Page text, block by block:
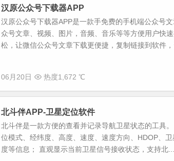
汉原公众号下载器APP
汉原公众号下载器APP是一款手免费的手机端公众号
众号文章、视频、图片，音频、音乐等等方便用户快
松，让微信公众号文章下载更便捷，复制链接到软件，
06月20日 热度1,672 ℃
北斗伴APP-卫星定位软件
北斗伴是一款方便的查看并记录导航卫星状态的工具
位模式、经纬度、高度、速度、速度方向、HDOP、
度等信息； 直观显示当前卫星信号接收状态，支持北...